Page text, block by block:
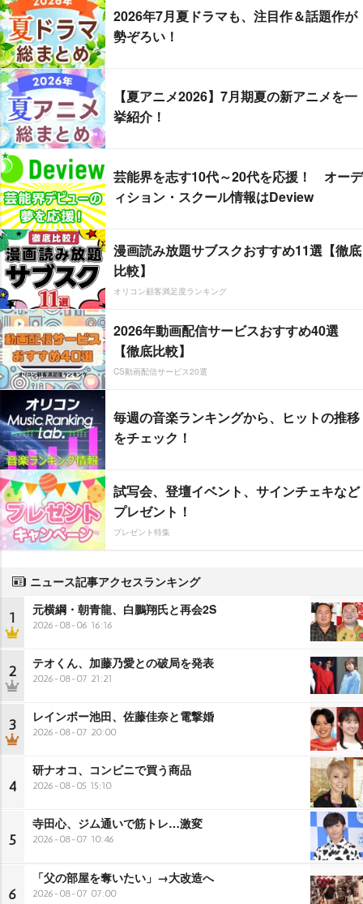
2026年7月夏ドラマも、注目作＆話題作が
勢ぞろい！
【夏アニメ2026】7月期夏の新アニメを一
挙紹介！
芸能界を志す10代～20代を応援！ オーデ
ィション・スクール情報はDeview
漫画読み放題サブスクおすすめ11選【徹底
比較】
オリコン顧客満足度ランキング
2026年動画配信サービスおすすめ40選
【徹底比較】
CS動画配信サービス20選
毎週の音楽ランキングから、ヒットの推移
をチェック！
試写会、登壇イベント、サインチェキなど
プレゼント！
プレゼント特集
ニュース記事アクセスランキング
1 元横綱・朝青龍、白鵬翔氏と再会2S
2026-08-06 16:16
2 テオくん、加藤乃愛との破局を発表
2026-08-07 21:21
3 レインボー池田、佐藤佳奈と電撃婚
2026-08-07 20:00
4
研ナオコ、コンビニで買う商品
2026-08-05 15:10
5
寺田心、ジム通いで筋トレ…激変
2026-08-07 10:46
6
「父の部屋を奪いたい」→大改造へ
2026-08-07 07:00